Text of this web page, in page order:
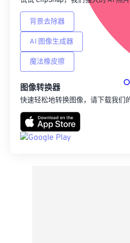
背景去除器
AI 图像生成器
魔法橡皮擦
图像转换器
快速轻松地转换图像，请下载我们